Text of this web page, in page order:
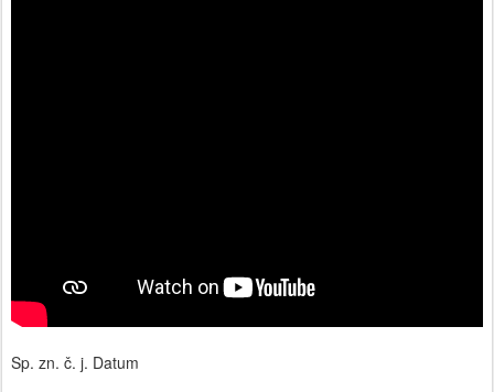
Sp. zn. č. j. Datum